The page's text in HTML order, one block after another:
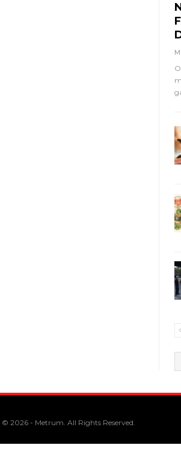
© 2026 - Metrum. All Rights Reserved.